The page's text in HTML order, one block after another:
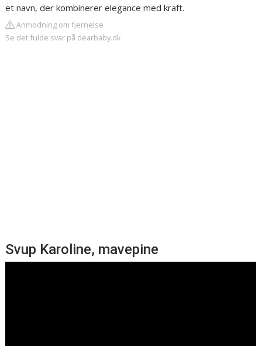
et navn, der kombinerer elegance med kraft.
Anmodning om fjernelse
Se det fulde svar på dearbaby.dk
Svup Karoline, mavepine